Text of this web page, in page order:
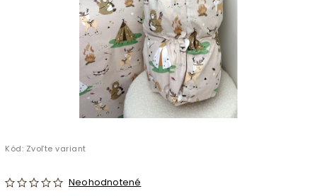
Kód: Zvoľte variant
Neohodnotené